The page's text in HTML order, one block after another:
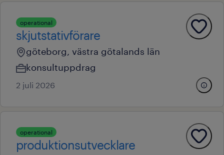
operational
skjutstativförare
göteborg, västra götalands län
konsultuppdrag
2 juli 2026
operational
produktionsutvecklare